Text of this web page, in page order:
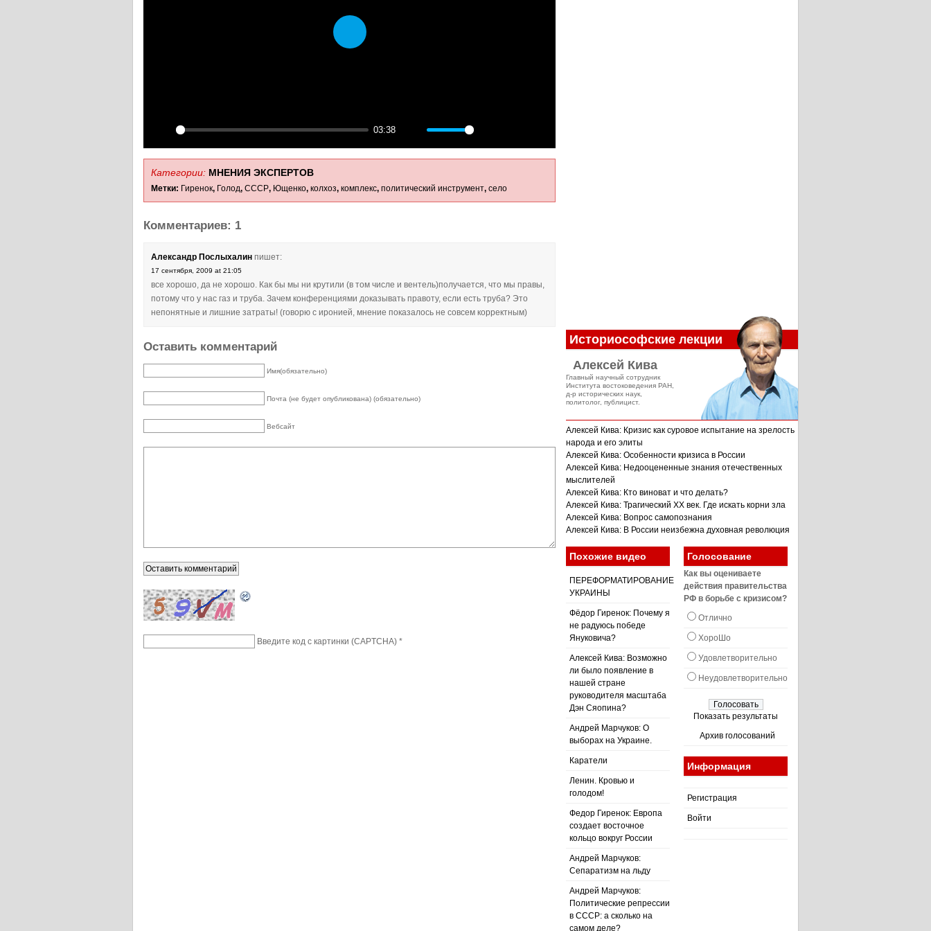
03:38
fullscreen
Play
Категории: МНЕНИЯ ЭКСПЕРТОВ
Метки: Гиренок, Голод, СССР, Ющенко, колхоз, комплекс, политический инструмент, село
Комментариев: 1
Александр Послыхалин пишет:
17 сентября, 2009 at 21:05
все хорошо, да не хорошо. Как бы мы ни крутили (в том числе и вентель)получается, что мы правы,
потому что у нас газ и труба. Зачем конференциями доказывать правоту, если есть труба? Это
непонятные и лишние затраты! (говорю с иронией, мнение показалось не совсем корректным)
Оставить комментарий
Имя(обязательно)
Почта (не будет опубликована) (обязательно)
Вебсайт
Введите код с картинки (CAPTCHA) *
Историософские лекции
Алексей Кива
Главный научный сотрудник
Института востоковедения РАН,
д-р исторических наук,
политолог, публицист.
Алексей Кива: Кризис как суровое испытание на зрелость
народа и его элиты
Алексей Кива: Особенности кризиса в России
Алексей Кива: Недооцененные знания отечественных
мыслителей
Алексей Кива: Кто виноват и что делать?
Алексей Кива: Трагический XX век. Где искать корни зла
Алексей Кива: Вопрос самопознания
Алексей Кива: В России неизбежна духовная революция
Похожие видео
ПЕРЕФОРМАТИРОВАНИЕ
УКРАИНЫ
Фёдор Гиренок: Почему я
не радуюсь победе
Януковича?
Алексей Кива: Возможно
ли было появление в
нашей стране
руководителя масштаба
Дэн Сяопина?
Андрей Марчуков: О
выборах на Украине.
Каратели
Ленин. Кровью и
голодом!
Федор Гиренок: Европа
создает восточное
кольцо вокруг России
Андрей Марчуков:
Сепаратизм на льду
Андрей Марчуков:
Политические репрессии
в СССР: а сколько на
самом деле?
Голосование
Как вы оцениваете
действия правительства
РФ в борьбе с кризисом?
Отлично
ХороШо
Удовлетворительно
Неудовлетворительно
Показать результаты
Архив голосований
Информация
Регистрация
Войти